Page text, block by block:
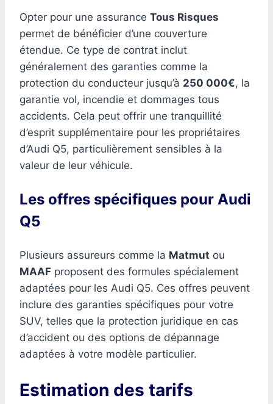
Opter pour une assurance Tous Risques
permet de bénéficier d’une couverture
étendue. Ce type de contrat inclut
généralement des garanties comme la
protection du conducteur jusqu’à 250 000€, la
garantie vol, incendie et dommages tous
accidents. Cela peut offrir une tranquillité
d’esprit supplémentaire pour les propriétaires
d’Audi Q5, particulièrement sensibles à la
valeur de leur véhicule.
Les offres spécifiques pour Audi
Q5
Plusieurs assureurs comme la Matmut ou
MAAF proposent des formules spécialement
adaptées pour les Audi Q5. Ces offres peuvent
inclure des garanties spécifiques pour votre
SUV, telles que la protection juridique en cas
d’accident ou des options de dépannage
adaptées à votre modèle particulier.
Estimation des tarifs